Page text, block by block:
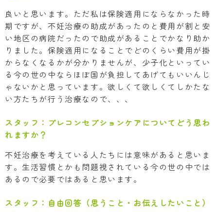
良いと思います。ただ私は保険適用にならなかった時
期ですが、不妊治療の助成があったのと費用が割と安
い地区の病院だったので助成があることでかなり助か
りました。保険適用になることでどのくらい費用が掛
からなくなるかが分かりませんが、少子化といってい
る今の世の中ならほぼ国が負担してあげてもいいんじ
ゃないかと思っています。欲しくて欲しくてしかたな
い方たちが行う治療なので、、、
スタッフ： プレコンセプションケアについてどう思わ
れますか？
不妊治療を考えている人たちには意味があると思いま
す。生活習慣とかも問題視されている今の世の中では
あるので必要ではあると思います。
スタッフ： 自由回答（思うこと・お伝えしたいこと）